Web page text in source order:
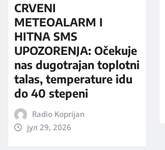
CRVENI
METEOALARM I
HITNA SMS
UPOZORENJA: Očekuje
nas dugotrajan toplotni
talas, temperature idu
do 40 stepeni
Radio Koprijan
јул 29, 2026